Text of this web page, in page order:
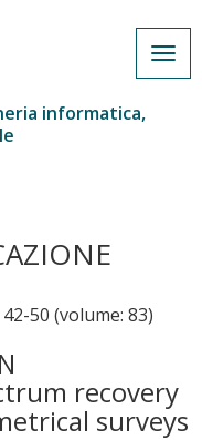
informatica,
50 (volume: 83)
recovery
surveys